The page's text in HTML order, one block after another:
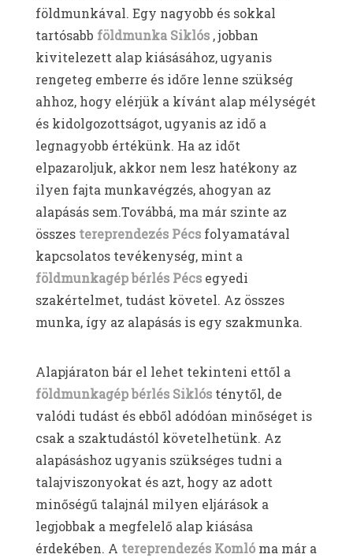
földmunkával. Egy nagyobb és sokkal
tartósabb földmunka Siklós , jobban
kivitelezett alap kiásásához, ugyanis
rengeteg emberre és időre lenne szükség
ahhoz, hogy elérjük a kívánt alap mélységét
és kidolgozottságot, ugyanis az idő a
legnagyobb értékünk. Ha az időt
elpazaroljuk, akkor nem lesz hatékony az
ilyen fajta munkavégzés, ahogyan az
alapásás sem.Továbbá, ma már szinte az
összes tereprendezés Pécs folyamatával
kapcsolatos tevékenység, mint a
földmunkagép bérlés Pécs egyedi
szakértelmet, tudást követel. Az összes
munka, így az alapásás is egy szakmunka.
Alapjáraton bár el lehet tekinteni ettől a
földmunkagép bérlés Siklós ténytől, de
valódi tudást és ebből adódóan minőséget is
csak a szaktudástól követelhetünk. Az
alapásáshoz ugyanis szükséges tudni a
talajviszonyokat és azt, hogy az adott
minőségű talajnál milyen eljárások a
legjobbak a megfelelő alap kiásása
érdekében. A tereprendezés Komló ma már a